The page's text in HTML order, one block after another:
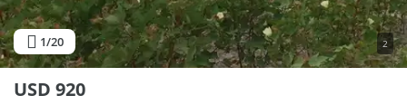
1/20 2
USD 920